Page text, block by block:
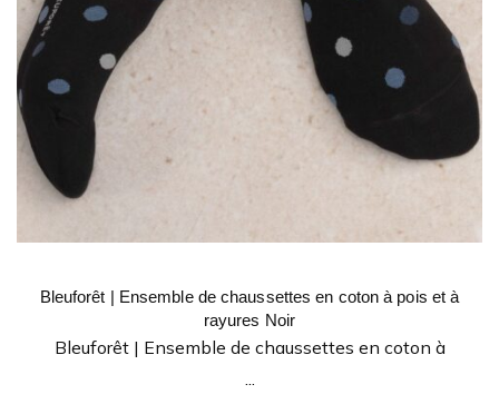
Bleuforêt | Ensemble de chaussettes en coton à pois et à
rayures Noir
Bleuforêt | Ensemble de chaussettes en coton à
...